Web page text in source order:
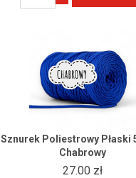
Sznurek Poliestrowy Płaski
Chabrowy
27.00 zł